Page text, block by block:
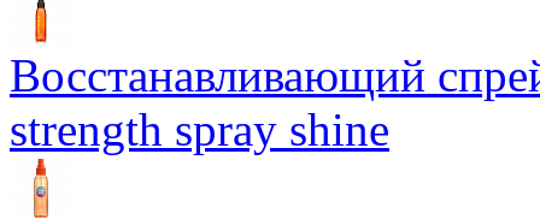
Восстанавливающий
strength spray shine